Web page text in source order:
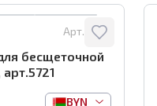
Арт.: 5721
бесщеточной
BYN